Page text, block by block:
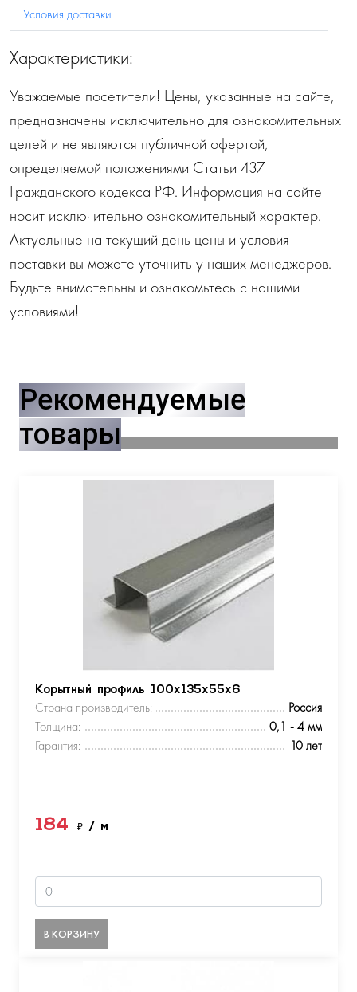
Условия доставки
Характеристики:
Уважаемые посетители! Цены, указанные на сайте,
предназначены исключительно для ознакомительных
целей и не являются публичной офертой,
определяемой положениями Статьи 437
Гражданского кодекса РФ. Информация на сайте
носит исключительно ознакомительный характер.
Актуальные на текущий день цены и условия
поставки вы можете уточнить у наших менеджеров.
Будьте внимательны и ознакомьтесь с нашими
условиями!
Рекомендуемые
товары
Корытный профиль 100х135х55х6
Страна производитель:
Россия
Толщина:
0,1 - 4 мм
Гарантия:
10 лет
184 ₽ / м
В КОРЗИНУ